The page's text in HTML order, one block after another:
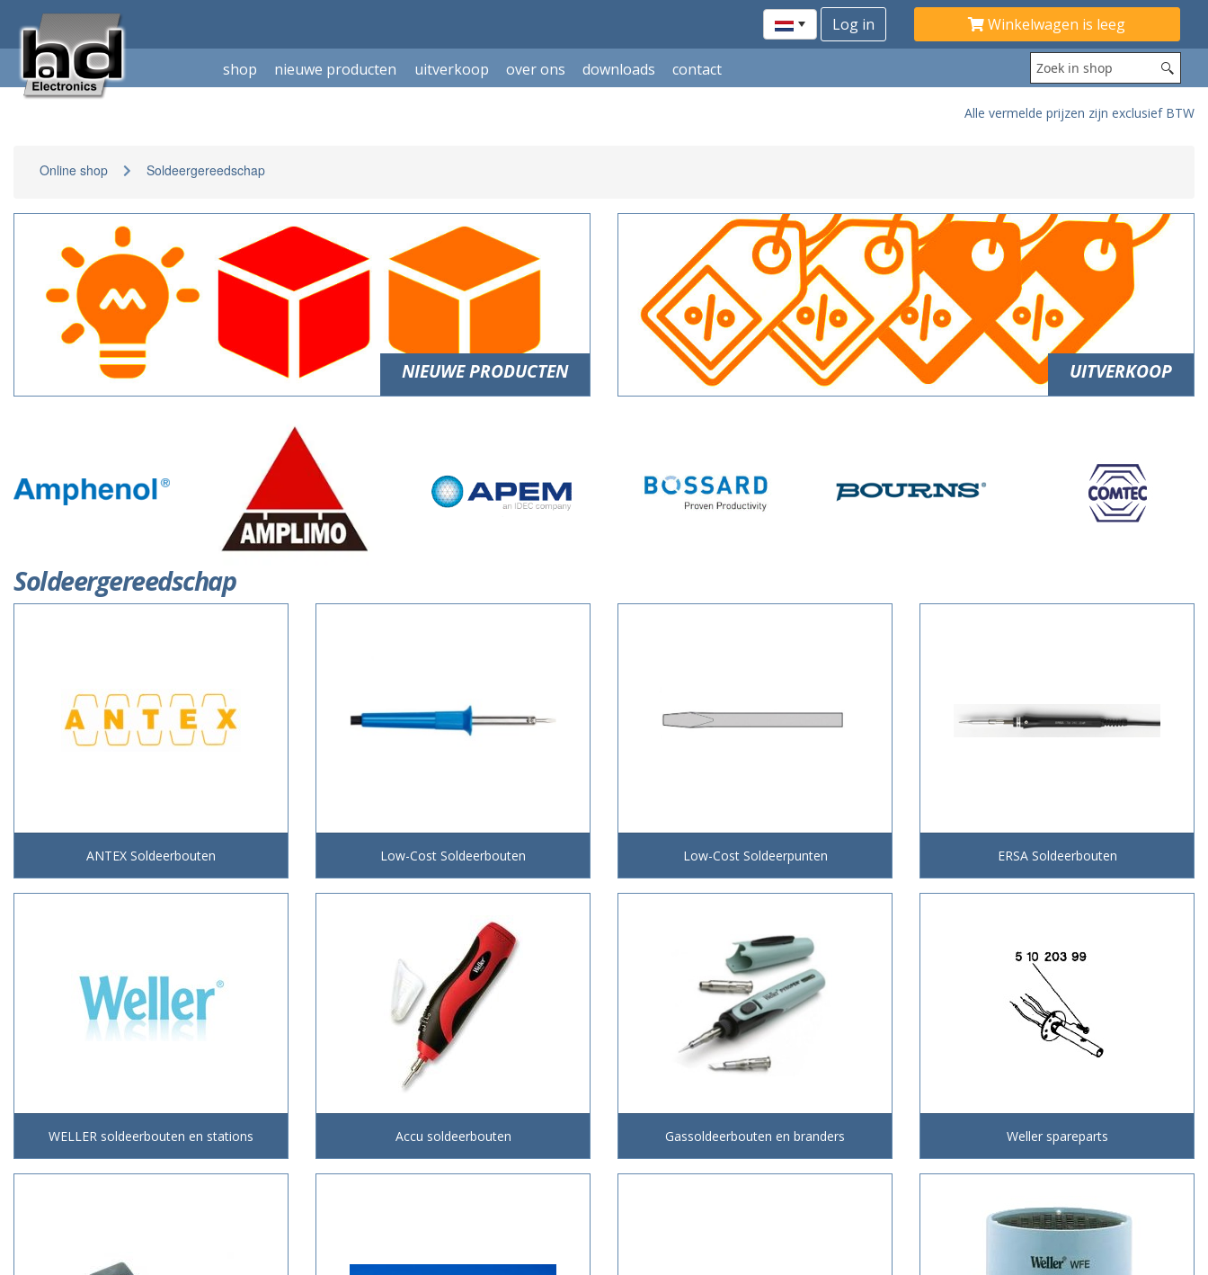
Winkelwagen is leeg
shop nieuwe producten uitverkoop over ons downloads contact
Alle vermelde prijzen zijn exclusief BTW
Online shop Soldeergereedschap
NIEUWE PRODUCTEN UITVERKOOP
Soldeergereedschap
ANTEX Soldeerbouten Low-Cost Soldeerbouten Low-Cost Soldeerpunten ERSA Soldeerbouten
WELLER soldeerbouten en stations Accu soldeerbouten Gassoldeerbouten en branders Weller spareparts